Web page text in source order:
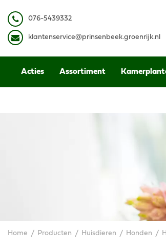
naar
content
Home Producten Huisdieren Honden
076-5439332
k lantenservice@prinsenbeek.groenrijk.nl
Acties Assortiment